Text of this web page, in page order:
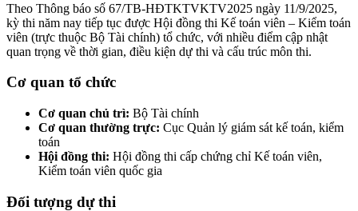
Theo Thông báo số 67/TB-HĐTKTVKTV2025 ngày 11/9/2025,
kỳ thi năm nay tiếp tục được Hội đồng thi Kế toán viên – Kiểm toán
viên (trực thuộc Bộ Tài chính) tổ chức, với nhiều điểm cập nhật
quan trọng về thời gian, điều kiện dự thi và cấu trúc môn thi.
Cơ quan tổ chức
Cơ quan chủ trì: Bộ Tài chính
Cơ quan thường trực: Cục Quản lý giám sát kế toán, kiểm
toán
Hội đồng thi: Hội đồng thi cấp chứng chỉ Kế toán viên,
Kiểm toán viên quốc gia
Đối tượng dự thi